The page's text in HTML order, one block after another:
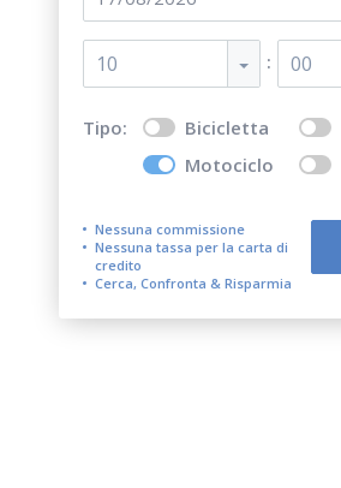
10 : 00
Tipo: Bicicletta
Motociclo
Nessuna commissione
Nessuna tassa per la carta di
credito
Cerca, Confronta & Risparmia